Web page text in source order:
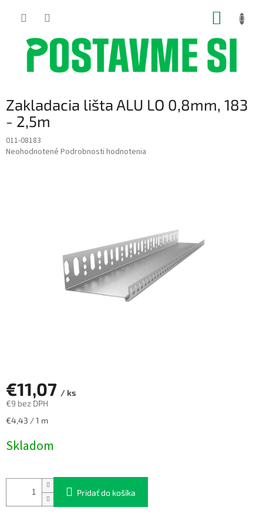
Zakladacia lišta ALU LO 0,8mm, 183
- 2,5m
011-08183
Priemerné
Neohodnotené Podrobnosti hodnotenia
€11,07 / ks
€9 bez DPH
Jednotková
€4,43 / 1 m
Skladom
Pridať do košíka